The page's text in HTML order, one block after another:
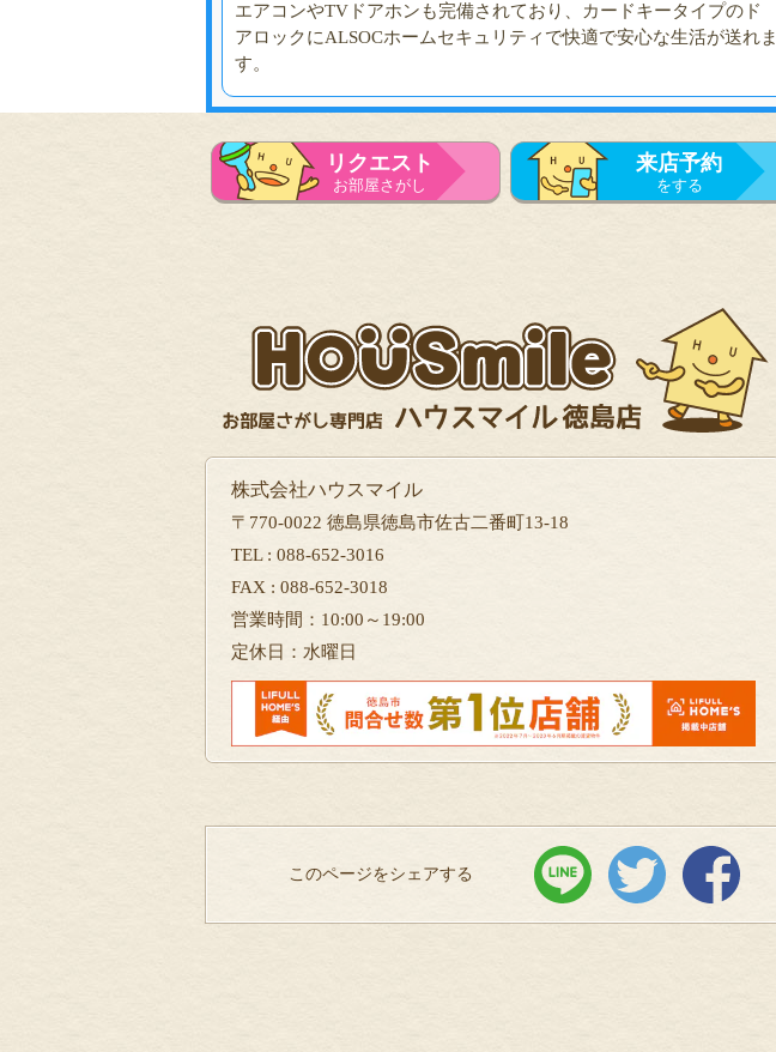
エアコンやTVドアホンも完備されており、カードキータイプのド
アロックにALSOCホームセキュリティで快適で安心な生活が送れま
す。
リクエスト
お部屋さがし
来店予約
をする
株式会社ハウスマイル
〒770-0022 徳島県徳島市佐古二番町13-18
TEL : 088-652-3016
FAX : 088-652-3018
営業時間：10:00～19:00
定休日：水曜日
このページをシェアする